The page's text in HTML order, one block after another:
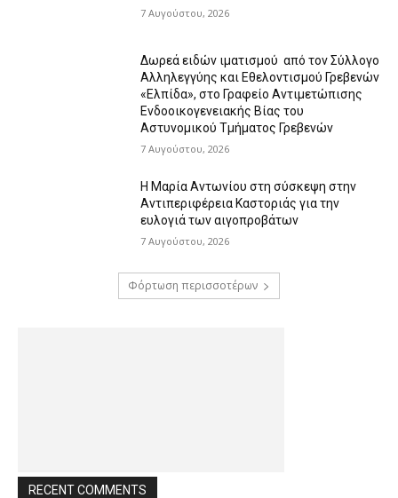
7 Αυγούστου, 2026
Δωρεά ειδών ιματισμού από τον Σύλλογο
Αλληλεγγύης και Εθελοντισμού Γρεβενών
«Ελπίδα», στο Γραφείο Αντιμετώπισης
Ενδοοικογενειακής Βίας του
Αστυνομικού Τμήματος Γρεβενών
7 Αυγούστου, 2026
Η Μαρία Αντωνίου στη σύσκεψη στην
Αντιπεριφέρεια Καστοριάς για την
ευλογιά των αιγοπροβάτων
7 Αυγούστου, 2026
Φόρτωση περισσοτέρων
RECENT COMMENTS